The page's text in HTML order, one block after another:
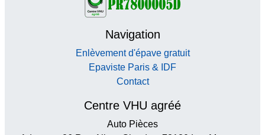
Navigation
Enlèvement d'épave gratuit
Epaviste Paris & IDF
Contact
Centre VHU agréé
Auto Pièces